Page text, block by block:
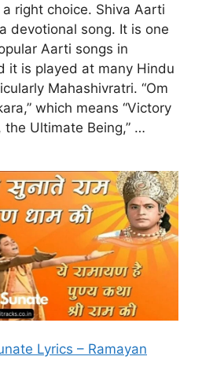
right choice. Shiva Aarti
devotional song. It is one
Aarti songs in
it is played at many Hindu
Mahashivratri. “Om
which means “Victory
the Ultimate Being,” …
Lyrics – Ramayan